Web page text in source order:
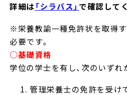
詳細は 「シラバス」で確認して
※栄養教諭一種免許状を取得
必要です。
○基礎資格
学位の学士を有し、次のいずれ
管理栄養士の免許を受け